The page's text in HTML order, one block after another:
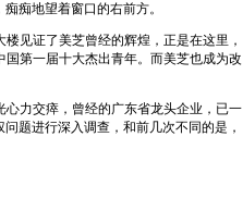
痴地望着窗口的右前方。
见证了美芝曾经的辉煌，正是在这里，
第一届十大杰出青年。而美芝也成为改
力交瘁，曾经的广东省龙头企业，已一
题进行深入调查，和前几次不同的是，